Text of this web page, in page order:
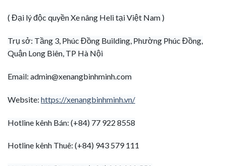
( Đại lý độc quyền Xe nâng Heli tại Việt Nam )
Trụ sở: Tầng 3, Phúc Đồng Building, Phường Phúc Đồng,
Quận Long Biên, TP Hà Nội
Email: admin@xenangbinhminh.com
Website: https://xenangbinhminh.vn/
Hotline kênh Bán: (+84) 77 922 8558
Hotline kênh Thuê: (+84) 943 579 111